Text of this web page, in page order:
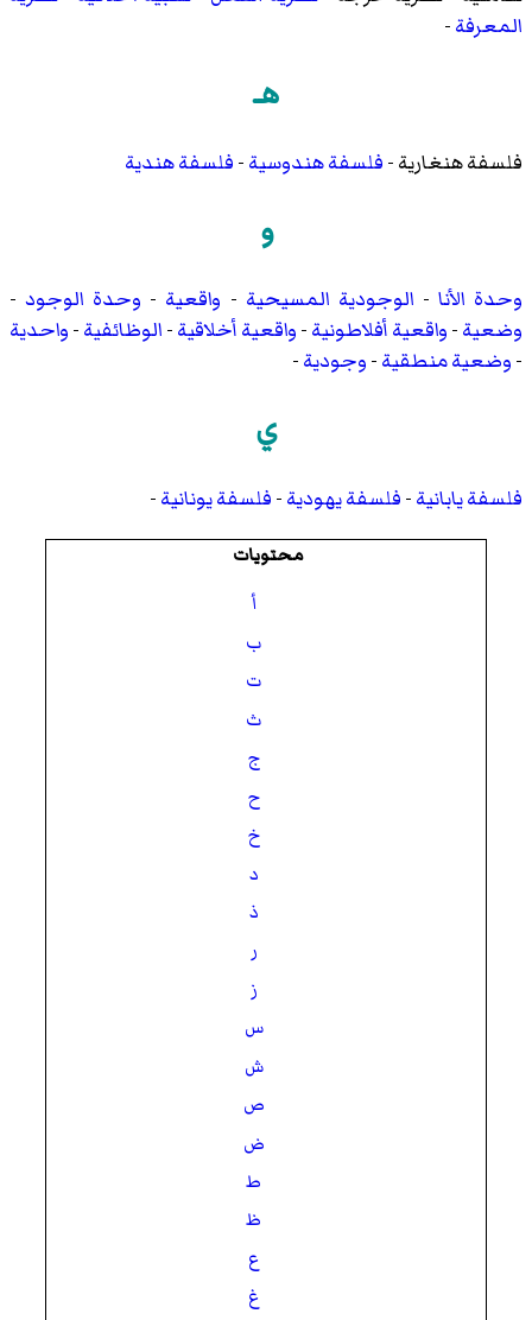
المعرفة-
هـ
فلسفة هنغارية-فلسفة هندوسية-فلسفة هندية
و
وحدة الأنا - الوجودية المسيحية - واقعية - وحدة الوجود-
وضعية-واقعية أفلاطونية-واقعية أخلاقية-الوظائفية-واحدية
-وضعية منطقية-وجودية-
ي
فلسفة يابانية-فلسفة يهودية-فلسفة يونانية-
محتويات
أ
ب
ت
ث
ج
ح
خ
د
ذ
ر
ز
س
ش
ص
ض
ط
ظ
ع
غ